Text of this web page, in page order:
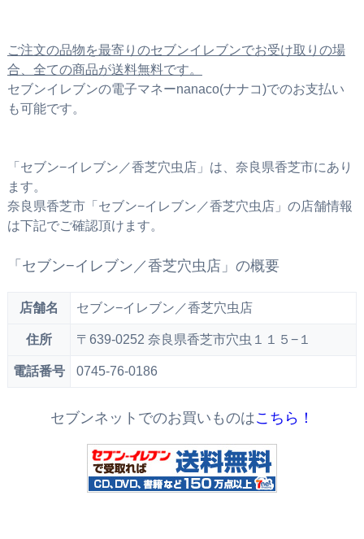
ご注文の品物を最寄りのセブンイレブンでお受け取りの場
合、全ての商品が送料無料です。
セブンイレブンの電子マネーnanaco(ナナコ)でのお支払い
も可能です。
「セブン−イレブン／香芝穴虫店」は、奈良県香芝市にあり
ます。
奈良県香芝市「セブン−イレブン／香芝穴虫店」の店舗情報
は下記でご確認頂けます。
「セブン−イレブン／香芝穴虫店」の概要
店舗名 セブン−イレブン／香芝穴虫店
住所 〒639-0252 奈良県香芝市穴虫１１５−１
電話番号 0745-76-0186
セブンネットでのお買いものはこちら！